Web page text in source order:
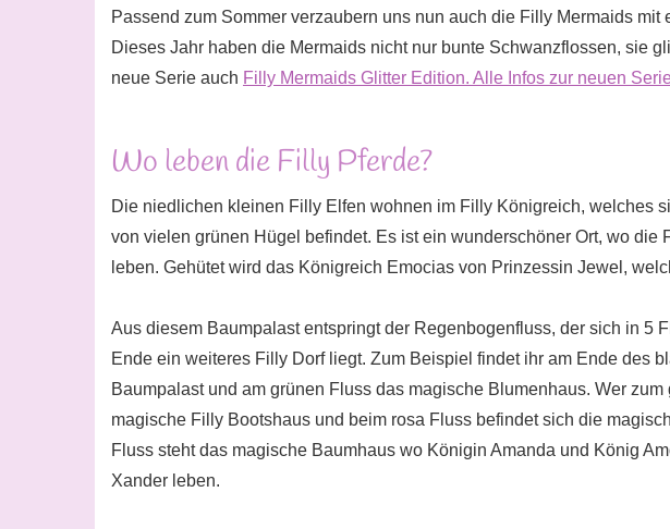
Passend zum Sommer verzaubern uns nun auch die Filly Mermaids mit
Dieses Jahr haben die Mermaids nicht nur bunte Schwanzflossen, sie
neue Serie auch Filly Mermaids Glitter Edition. Alle Infos zur neuen
Wo leben die Filly Pferde?
Die niedlichen kleinen Filly Elfen wohnen im Filly Königreich, welches
von vielen grünen Hügel befindet. Es ist ein wunderschöner Ort, wo die
leben. Gehütet wird das Königreich Emocias von Prinzessin Jewel,
Aus diesem Baumpalast entspringt der Regenbogenfluss, der sich in 5
Ende ein weiteres Filly Dorf liegt. Zum Beispiel findet ihr am Ende des
Baumpalast und am grünen Fluss das magische Blumenhaus. Wer
magische Filly Bootshaus und beim rosa Fluss befindet sich die
Fluss steht das magische Baumhaus wo Königin Amanda und König
Xander leben.